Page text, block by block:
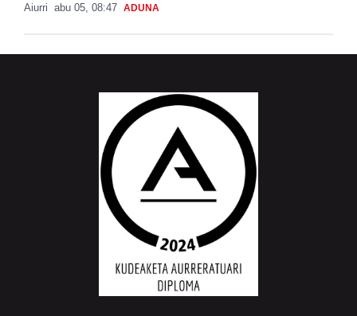
Aiurri abu 05, 08:47 ADUNA